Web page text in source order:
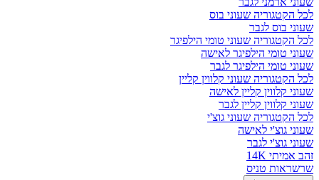
לכל הקטגוריה שעוני בוס
שעוני בוס לגבר
לכל הקטגוריה שעוני טומי הילפיגר
שעוני טומי הילפיגר לאישה
שעוני טומי הילפיגר לגבר
לכל הקטגוריה שעוני קלווין קליין
שעוני קלווין קליין לאישה
שעוני קלווין קליין לגבר
לכל הקטגוריה שעוני גוצ'י
שעוני גוצ'י לאישה
שעוני גוצ'י לגבר
זהב אמיתי 14K
שרשראות טניס